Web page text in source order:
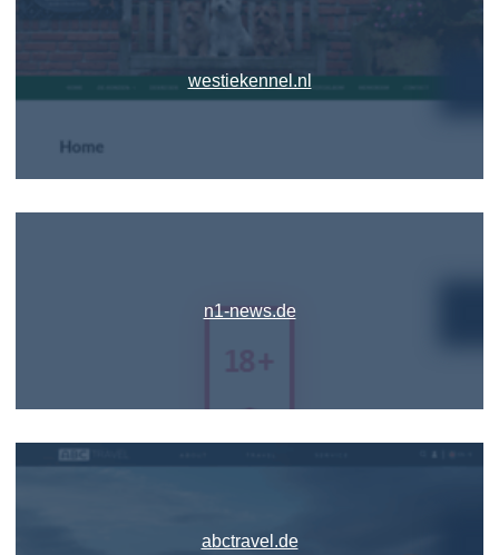
westiekennel.nl
n1-news.de
abctravel.de